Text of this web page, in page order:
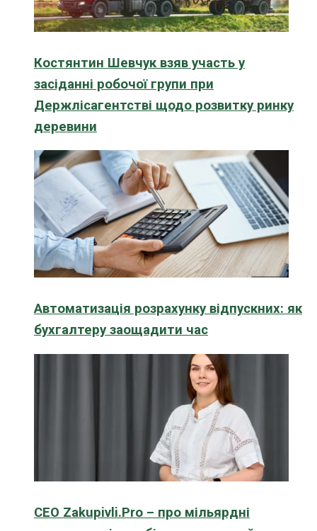
Костянтин Шевчук взяв участь у
засіданні робочої групи при
Держлісагентстві щодо розвитку ринку
деревини
Автоматизація розрахунку відпускних: як
бухгалтеру заощадити час
CEO Zakupivli.Pro – про мільярдні